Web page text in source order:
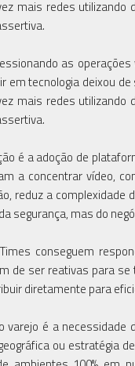
mais redes
as
em tecnologia deixou
mais redes
é a adoção de
a concentrar vídeo,
reduz a
segurança, mas do
conseguem
de ser reativas para
diretamente para
é a
ou estratégia